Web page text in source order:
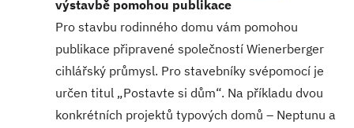
výstavbě pomohou publikace
Pro stavbu rodinného domu vám pomohou
publikace připravené společností Wienerberger
cihlářský průmysl. Pro stavebníky svépomocí je
určen titul „Postavte si dům“. Na příkladu dvou
konkrétních projektů typových domů – Neptunu a